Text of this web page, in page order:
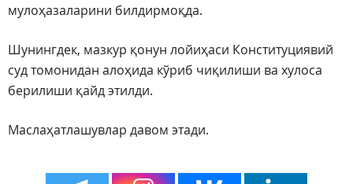
мулоҳазаларини билдирмоқда.
Шунингдек, мазкур қонун лойиҳаси Конституциявий
суд томонидан алоҳида кўриб чиқилиши ва хулоса
берилиши қайд этилди.
Маслаҳатлашувлар давом этади.